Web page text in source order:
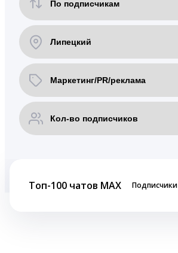
Топ-100 чатов MAX Подписчики